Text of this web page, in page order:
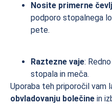
Nosite primerne
podporo stopalnega
pete.
Raztezne vaje:
stopala in meča.
Uporaba teh priporočil vam
obvladovanju bolečine in